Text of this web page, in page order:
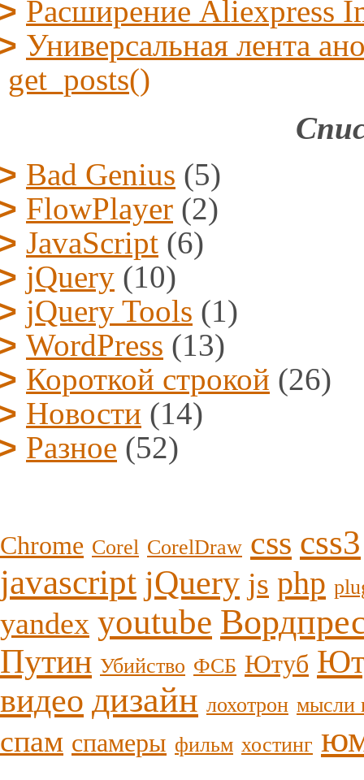
Расширение Aliexpress
Универсальная лента
get_posts()
Bad Genius (5)
FlowPlayer (2)
JavaScript (6)
jQuery (10)
jQuery Tools (1)
WordPress (13)
Короткой строкой (26)
Новости (14)
Разное (52)
Chrome Corel CorelDraw css css3
javascript jQuery js php
yandex youtube
Путин Убийство ФСБ Ютуб
видео дизайн лохотрон мысли
спам спамеры фильм хостинг